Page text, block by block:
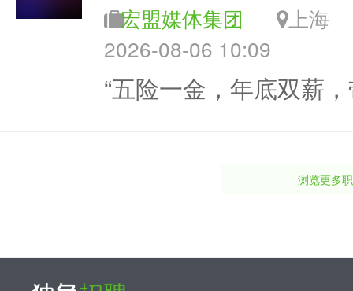
宏盟媒体集团
上
2026-08-06 10:09
“五险一金，年底双薪
浏览更多